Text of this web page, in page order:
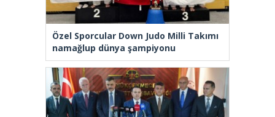
Özel Sporcular Down Judo Milli Takımı
namağlup dünya şampiyonu